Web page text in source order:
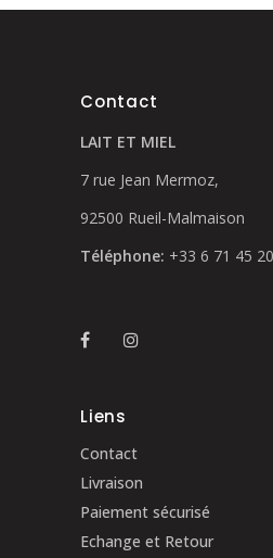
Contact
LAIT ET MIEL
7 rue Jean Mermoz,
92500 Rueil-Malmaison
Téléphone: +33 6 71 45
Liens
Contact
Livraison
Paiement sécurisé
Echange et Retour